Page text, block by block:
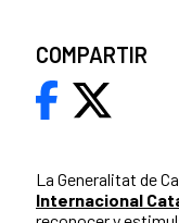
La Generalitat de
Internacional
COMPARTIR